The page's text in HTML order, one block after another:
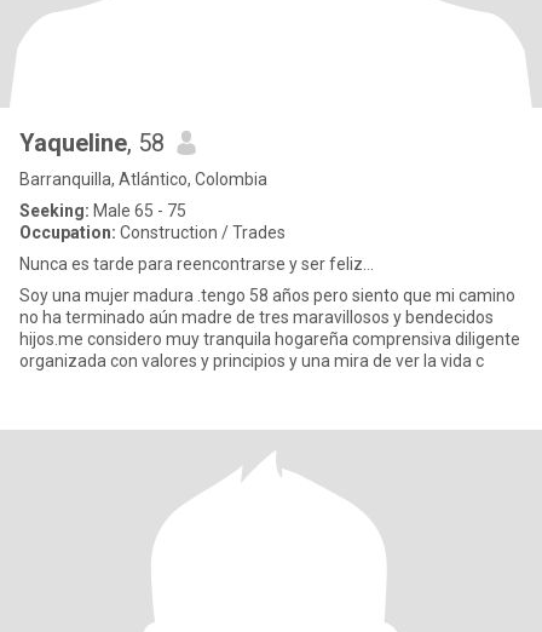
Yaqueline, 58
Barranquilla, Atlántico, Colombia
Seeking: Male 65 - 75
Occupation: Construction / Trades
Nunca es tarde para reencontrarse y ser feliz...
Soy una mujer madura .tengo 58 años pero siento que mi camino
no ha terminado aún madre de tres maravillosos y bendecidos
hijos.me considero muy tranquila hogareña comprensiva diligente
organizada con valores y principios y una mira de ver la vida c